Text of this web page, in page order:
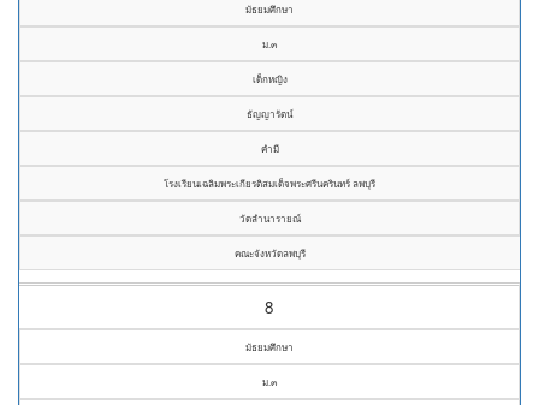
มัธยมศึกษา
ม.๓
เด็กหญิง
ธัญญารัตน์
คำมี
โรงเรียนเฉลิมพระเกียรติสมเด็จพระศรีนครินทร์ ลพบุรี
วัดลำนารายณ์
คณะจังหวัดลพบุรี
8
มัธยมศึกษา
ม.๓